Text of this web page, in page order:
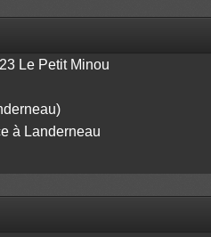
Le Petit Minou
à Landerneau